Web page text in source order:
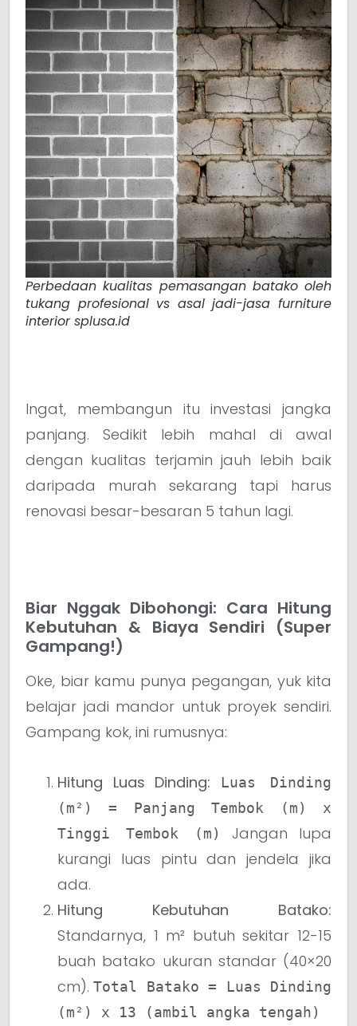
Perbedaan kualitas pemasangan batako oleh
tukang profesional vs asal jadi-jasa furniture
interior splusa.id
Ingat, membangun itu investasi jangka
panjang. Sedikit lebih mahal di awal
dengan kualitas terjamin jauh lebih baik
daripada murah sekarang tapi harus
renovasi besar-besaran 5 tahun lagi.
Biar Nggak Dibohongi: Cara Hitung
Kebutuhan & Biaya Sendiri (Super
Gampang!)
Oke, biar kamu punya pegangan, yuk kita
belajar jadi mandor untuk proyek sendiri.
Gampang kok, ini rumusnya:
Hitung Luas Dinding:
Luas Dinding
(m²) = Panjang Tembok (m) x
Tinggi Tembok (m)
Jangan lupa
kurangi luas pintu dan jendela jika
ada.
Hitung Kebutuhan Batako:
Standarnya, 1 m² butuh sekitar 12-15
buah batako ukuran standar (40×20
cm).Total Batako = Luas Dinding
(m²) x 13 (ambil angka tengah)